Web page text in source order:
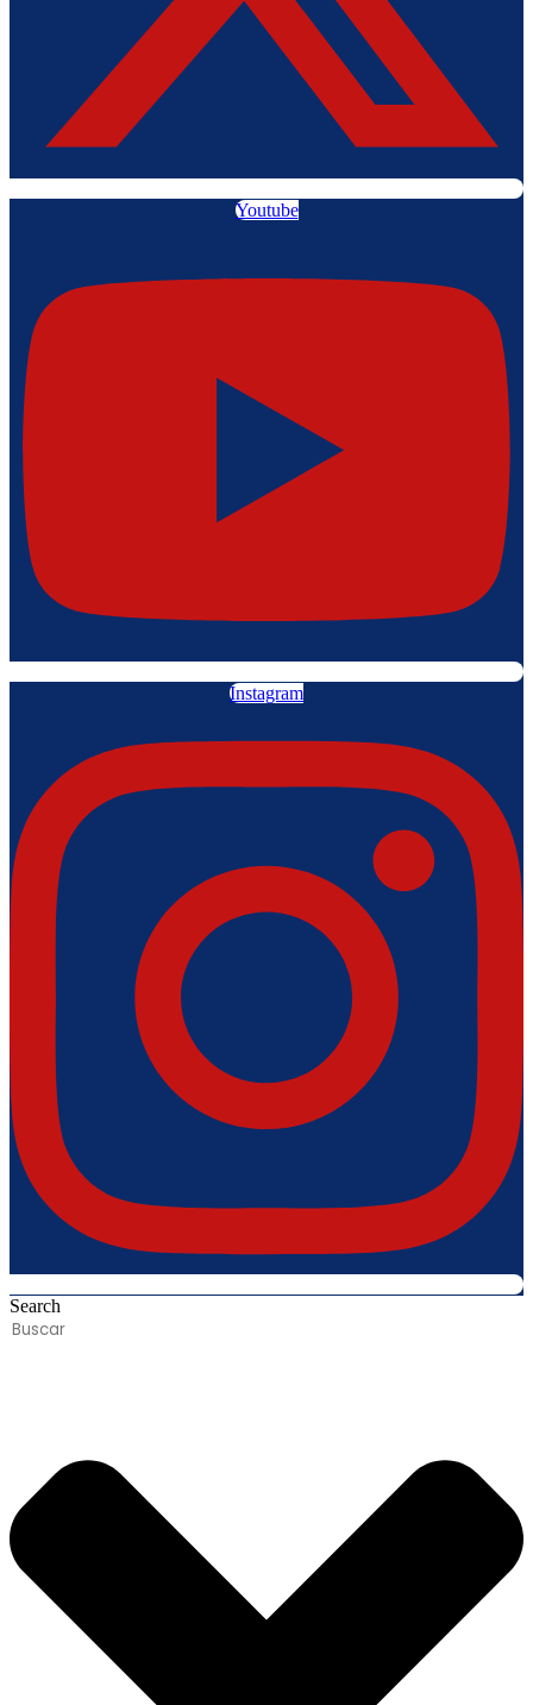
Youtube
Instagram
Search